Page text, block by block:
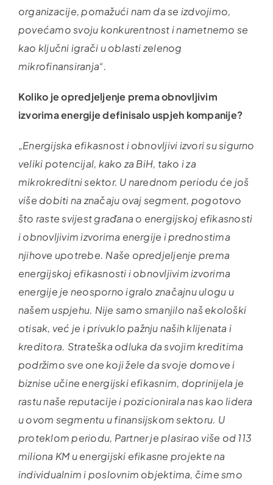
organizacije, pomažući nam da se izdvojimo,
povećamo svoju konkurentnost i nametnemo se
kao ključni igrači u oblasti zelenog
mikrofinansiranja“.
Koliko je opredjeljenje prema obnovljivim
izvorima energije definisalo uspjeh kompanije?
„Energijska efikasnost i obnovljivi izvori su sigurno
veliki potencijal, kako za BiH, tako i za
mikrokreditni sektor. U narednom periodu će još
više dobiti na značaju ovaj segment, pogotovo
što raste svijest građana o energijskoj efikasnosti
i obnovljivim izvorima energije i prednostima
njihove upotrebe. Naše opredjeljenje prema
energijskoj efikasnosti i obnovljivim izvorima
energije je neosporno igralo značajnu ulogu u
našem uspjehu. Nije samo smanjilo naš ekološki
otisak, već je i privuklo pažnju naših klijenata i
kreditora. Strateška odluka da svojim kreditima
podržimo sve one koji žele da svoje domove i
biznise učine energijski efikasnim, doprinijela je
rastu naše reputacije i pozicionirala nas kao lidera
u ovom segmentu u finansijskom sektoru. U
proteklom periodu, Partner je plasirao više od 113
miliona KM u energijski efikasne projekte na
individualnim i poslovnim objektima, čime smo